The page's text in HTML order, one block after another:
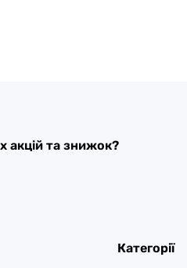
акцій та знижок?
Категорії